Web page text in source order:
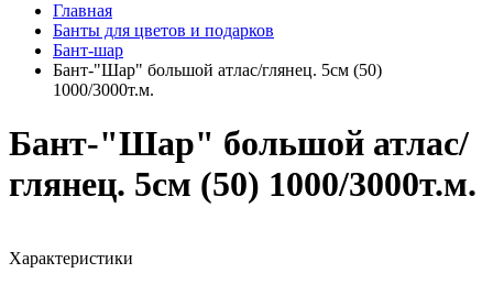
Главная
Банты для цветов и подарков
Бант-шар
Бант-"Шар" большой атлас/глянец. 5см (50)
1000/3000т.м.
Бант-"Шар" большой атлас/
глянец. 5см (50) 1000/3000т.м.
Характеристики